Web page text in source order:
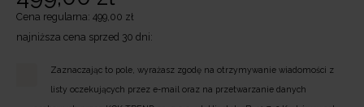
Cena regularna: 499,00 zł
najniższa cena sprzed 30 dni:
Zaznaczając to pole, wyrażasz zgodę na otrzymywanie wiadomości z
listy oczekujących przez e-mail oraz na przetwarzanie danych